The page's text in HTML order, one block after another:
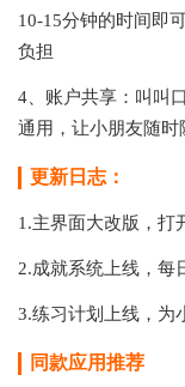
10-15分钟的时间即
负担
4、账户共享：叫叫
通用，让小朋友随
更新日志：
1.主界面大改版，打
2.成就系统上线，每
3.练习计划上线，为
同款应用推荐